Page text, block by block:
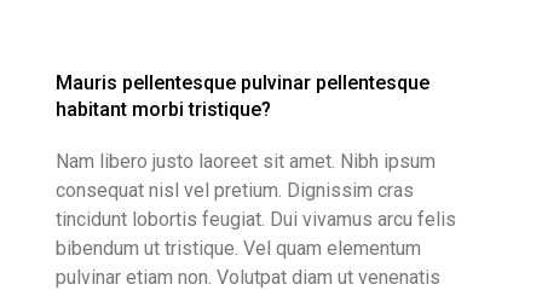
Mauris pellentesque pulvinar pellentesque
habitant morbi tristique?
Nam libero justo laoreet sit amet. Nibh ipsum
consequat nisl vel pretium. Dignissim cras
tincidunt lobortis feugiat. Dui vivamus arcu felis
bibendum ut tristique. Vel quam elementum
pulvinar etiam non. Volutpat diam ut venenatis